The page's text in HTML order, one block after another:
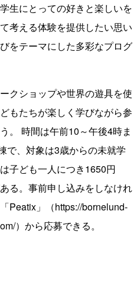
⽣にとっての好きと楽しいを
考える体験を提供したい思い
をテーマにした多彩なプログ
クショップや世界の遊具を使
もたちが楽しく学びながら参
。 時間は午前10～午後4時ま
で、対象は3歳からの未就学
子ども一人につき1650円
る。事前申し込みをしなけれ
Peatix」（https://bornelund-
）から応募できる。